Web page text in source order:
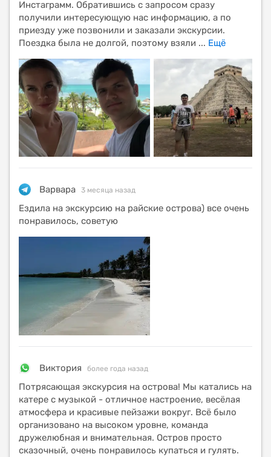
Инстаграмм. Обратившись с запросом сразу
получили интересующую нас информацию, а по
приезду уже позвонили и заказали экскурсии.
Поездка была не долгой, поэтому взяли ... Ещё
Варвара 3 месяца назад
Ездила на экскурсию на райские острова) все очень
понравилось, советую
Виктория более года назад
Потрясающая экскурсия на острова! Мы катались на
катере с музыкой - отличное настроение, весёлая
атмосфера и красивые пейзажи вокруг. Всё было
организовано на высоком уровне, команда
дружелюбная и внимательная. Остров просто
сказочный, очень понравилось купаться и гулять.